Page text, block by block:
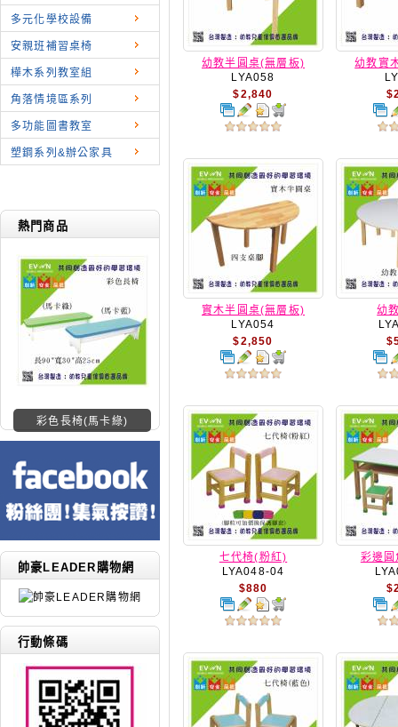
多元化學校設備
安親班補習桌椅
樺木系列教室組
角落情境區系列
多功能圖書教室
塑鋼系列&辦公家具
熱門商品
彩色長椅(馬卡綠)
帥豪LEADER購物網
行動條碼
幼教半圓桌(無層板)
LYA058
$2,840
幼教實
實木半圓桌(無層板)
LYA054
$2,850
幼
七代椅(粉紅)
LYA048-04
$880
彩邊